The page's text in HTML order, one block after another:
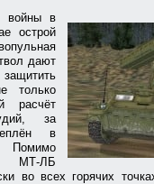
войны в
острой
дают
только
расчёт
за
в
Помимо
МТ-ЛБ
во всех горячих